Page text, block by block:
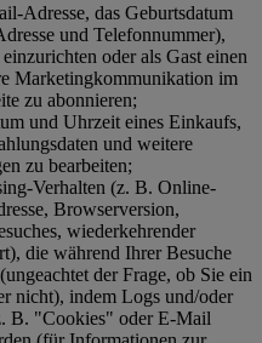
Adresse, das Geburtsdatum
und Telefonnummer),
oder als Gast einen
Marketingkommunikation im
zu abonnieren;
und Uhrzeit eines Einkaufs,
und weitere
zu bearbeiten;
Verhalten (z. B. Online-
Browserversion,
wiederkehrender
die während Ihrer Besuche
der Frage, ob Sie ein
nicht), indem Logs und/oder
B. "Cookies" oder E-Mail